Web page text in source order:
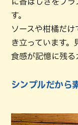
す。
ソースや柑橘だけ
き立っています。
食感が記憶に残る
シンプルだから